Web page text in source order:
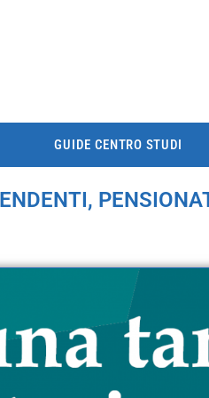
GUIDE CENTRO STUDI